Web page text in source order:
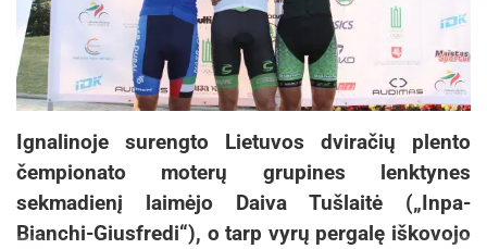
Ignalinoje surengto Lietuvos dviračių plento
čempionato moterų grupines lenktynes
sekmadienį laimėjo Daiva Tušlaitė („Inpa-
Bianchi-Giusfredi“), o tarp vyrų pergalę iškovojo